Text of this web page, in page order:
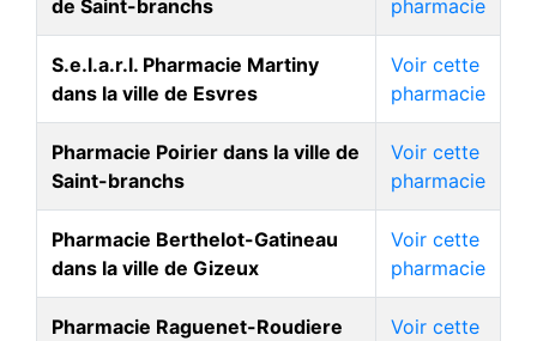
de Saint-branchs
pharmacie
S.e.l.a.r.l. Pharmacie Martiny
dans la ville de Esvres
Voir cette
pharmacie
Pharmacie Poirier dans la ville de
Saint-branchs
Voir cette
pharmacie
Pharmacie Berthelot-Gatineau
dans la ville de Gizeux
Voir cette
pharmacie
Pharmacie Raguenet-Roudiere
Voir cette